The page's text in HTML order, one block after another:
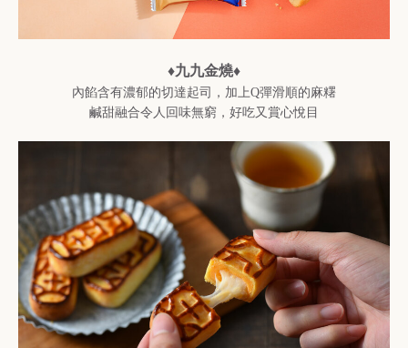
♦九九金燒♦
內餡含有濃郁的切達起司，加上Q彈滑順的麻糬
鹹甜融合令人回味無窮，好吃又賞心悅目